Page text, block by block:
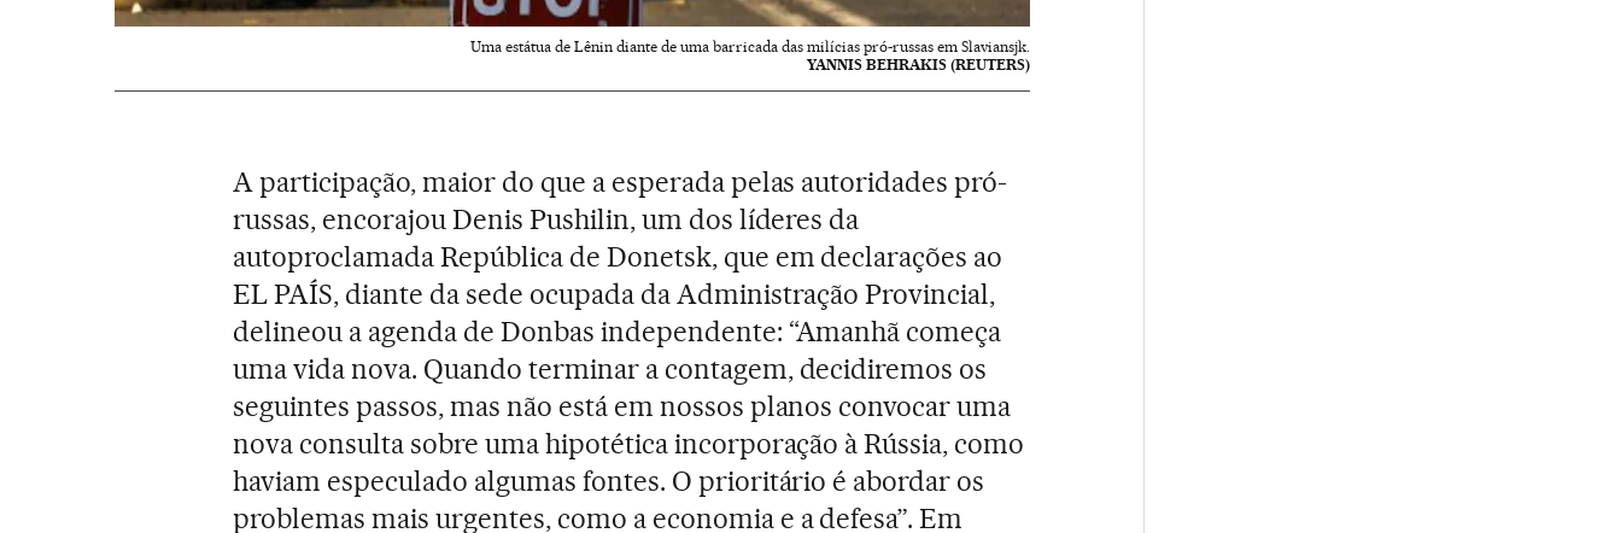
Uma estátua de Lênin diante de uma barricada das milícias pró-russas em Slaviansjk.
YANNIS BEHRAKIS (REUTERS)
A participação, maior do que a esperada pelas autoridades pró-
russas, encorajou Denis Pushilin, um dos líderes da
autoproclamada República de Donetsk, que em declarações ao
EL PAÍS, diante da sede ocupada da Administração Provincial,
delineou a agenda de Donbas independente: “Amanhã começa
uma vida nova. Quando terminar a contagem, decidiremos os
seguintes passos, mas não está em nossos planos convocar uma
nova consulta sobre uma hipotética incorporação à Rússia, como
haviam especulado algumas fontes. O prioritário é abordar os
problemas mais urgentes, como a economia e a defesa”. Em